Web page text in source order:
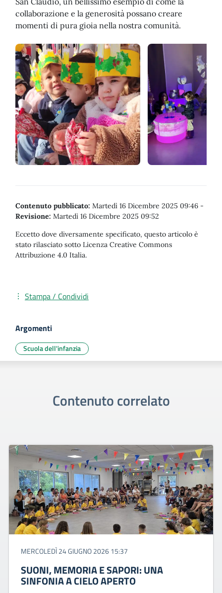
collaborazione e la generosità possano creare
momenti di pura gioia nella nostra comunità.
Contenuto pubblicato: Martedì 16 Dicembre 2025 09:46 -
Revisione: Martedì 16 Dicembre 2025 09:52
Eccetto dove diversamente specificato, questo articolo è
stato rilasciato sotto Licenza Creative Commons
Attribuzione 4.0 Italia.
Stampa / Condividi
Argomenti
Scuola dell'infanzia
Contenuto correlato
MERCOLEDÌ 24 GIUGNO 2026 15:37
SUONI, MEMORIA E SAPORI: UNA
SINFONIA A CIELO APERTO